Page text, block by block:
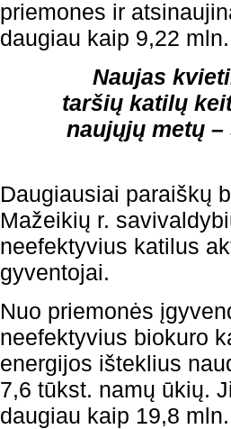
priemones ir
daugiau kaip 9,22
Naujas
taršių katilų
naujųjų metų
Daugiausiai paraiškų
Mažeikių r.
neefektyvius katilus
gyventojai.
Nuo priemonės
neefektyvius biokuro
energijos išteklius
7,6 tūkst. namų ūkių.
daugiau kaip 19,8